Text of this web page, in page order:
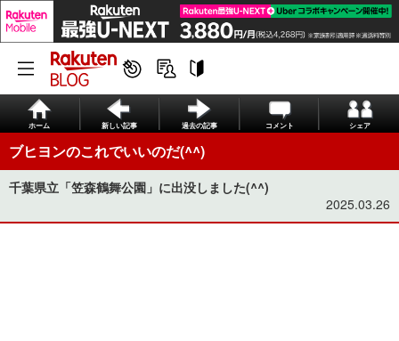
ホーム 新しい記事 過去の記事 コメント シェア
ブヒヨンのこれでいいのだ(^^)
千葉県立「笠森鶴舞公園」に出没しました(^^)
2025.03.26